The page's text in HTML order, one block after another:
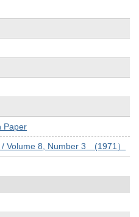
Paper
Volume 8, Number 3 (1971）